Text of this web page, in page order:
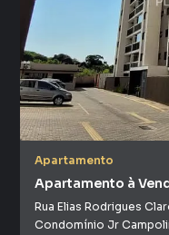
Apartamento
Apartamento à
Rua Elias Rodrigues
Condomínio Jr